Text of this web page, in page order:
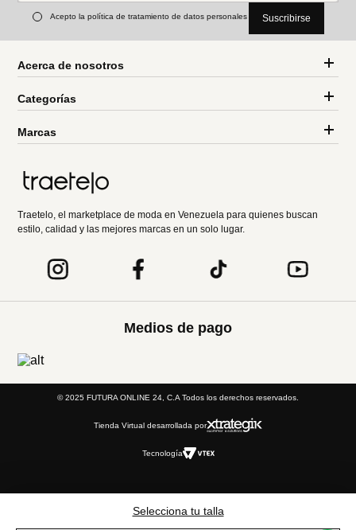
Selecciona tu talla
Acepto la política de tratamiento de datos personales Suscribirse
Acerca de nosotros
Categorías
Marcas
Traetelo, el marketplace de moda en Venezuela para quienes buscan
estilo, calidad y las mejores marcas en un solo lugar.
Medios de pago
© 2025 FUTURA ONLINE 24, C.A Todos los derechos reservados.
Tienda Virtual desarrollada por
Tecnología